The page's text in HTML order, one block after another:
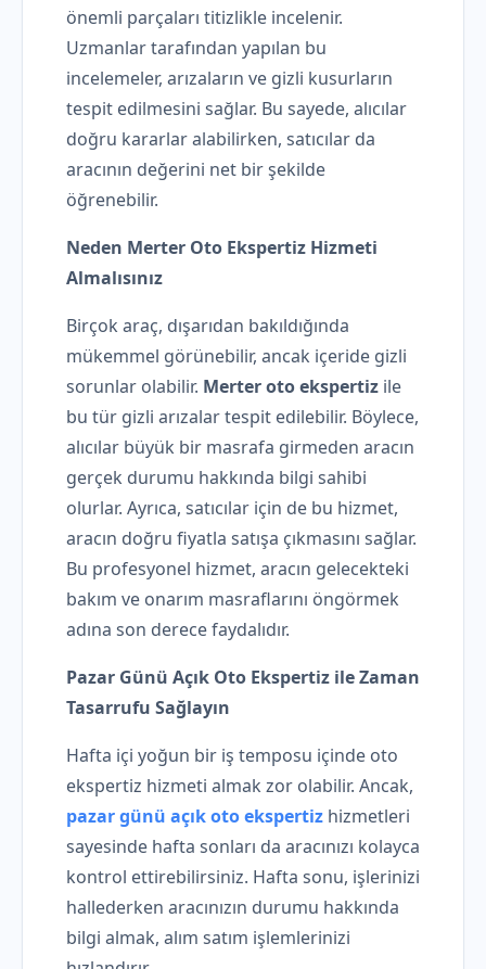
önemli parçaları titizlikle incelenir.
Uzmanlar tarafından yapılan bu
incelemeler, arızaların ve gizli kusurların
tespit edilmesini sağlar. Bu sayede, alıcılar
doğru kararlar alabilirken, satıcılar da
aracının değerini net bir şekilde
öğrenebilir.
Neden Merter Oto Ekspertiz Hizmeti
Almalısınız
Birçok araç, dışarıdan bakıldığında
mükemmel görünebilir, ancak içeride gizli
sorunlar olabilir. Merter oto ekspertiz ile
bu tür gizli arızalar tespit edilebilir. Böylece,
alıcılar büyük bir masrafa girmeden aracın
gerçek durumu hakkında bilgi sahibi
olurlar. Ayrıca, satıcılar için de bu hizmet,
aracın doğru fiyatla satışa çıkmasını sağlar.
Bu profesyonel hizmet, aracın gelecekteki
bakım ve onarım masraflarını öngörmek
adına son derece faydalıdır.
Pazar Günü Açık Oto Ekspertiz ile Zaman
Tasarrufu Sağlayın
Hafta içi yoğun bir iş temposu içinde oto
ekspertiz hizmeti almak zor olabilir. Ancak,
pazar günü açık oto ekspertiz hizmetleri
sayesinde hafta sonları da aracınızı kolayca
kontrol ettirebilirsiniz. Hafta sonu, işlerinizi
hallederken aracınızın durumu hakkında
bilgi almak, alım satım işlemlerinizi